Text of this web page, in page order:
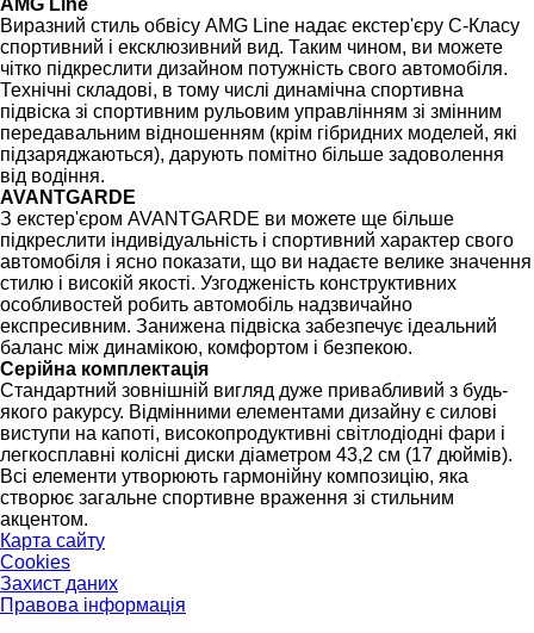
AMG Line
Виразний стиль обвісу AMG Line надає екстер'єру C-Класу
спортивний і ексклюзивний вид. Таким чином, ви можете
чітко підкреслити дизайном потужність свого автомобіля.
Технічні складові, в тому числі динамічна спортивна
підвіска зі спортивним рульовим управлінням зі змінним
передавальним відношенням (крім гібридних моделей, які
підзаряджаються), дарують помітно більше задоволення
від водіння.
AVANTGARDE
З екстер'єром AVANTGARDE ви можете ще більше
підкреслити індивідуальність і спортивний характер свого
автомобіля і ясно показати, що ви надаєте велике значення
стилю і високій якості. Узгодженість конструктивних
особливостей робить автомобіль надзвичайно
експресивним. Занижена підвіска забезпечує ідеальний
баланс між динамікою, комфортом і безпекою.
Серійна комплектація
Стандартний зовнішній вигляд дуже привабливий з будь-
якого ракурсу. Відмінними елементами дизайну є силові
виступи на капоті, високопродуктивні світлодіодні фари і
легкосплавні колісні диски діаметром 43,2 см (17 дюймів).
Всі елементи утворюють гармонійну композицію, яка
створює загальне спортивне враження зі стильним
акцентом.
Карта сайту
Cookies
Захист даних
Правова інформація